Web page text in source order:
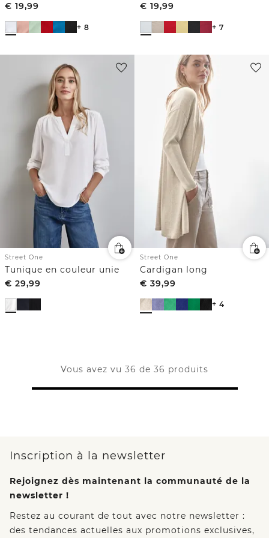
€ 19,99
+ 8
€ 19,99
+ 7
Street One
Tunique en couleur unie
€ 29,99
Street One
Cardigan long
€ 39,99
+ 4
Vous avez vu 36 de 36 produits
Inscription à la newsletter
Rejoignez dès maintenant la communauté de la
newsletter !
Restez au courant de tout avec notre newsletter :
des tendances actuelles aux promotions exclusives,